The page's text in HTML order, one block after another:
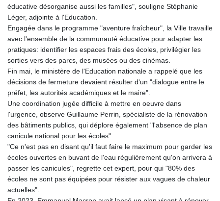
éducative désorganise aussi les familles", souligne Stéphanie
Léger, adjointe à l'Education.
Engagée dans le programme "aventure fraîcheur", la Ville travaille
avec l'ensemble de la communauté éducative pour adapter les
pratiques: identifier les espaces frais des écoles, privilégier les
sorties vers des parcs, des musées ou des cinémas.
Fin mai, le ministère de l'Education nationale a rappelé que les
décisions de fermeture devaient résulter d'un "dialogue entre le
préfet, les autorités académiques et le maire".
Une coordination jugée difficile à mettre en oeuvre dans
l'urgence, observe Guillaume Perrin, spécialiste de la rénovation
des bâtiments publics, qui déplore également "l'absence de plan
canicule national pour les écoles".
"Ce n'est pas en disant qu'il faut faire le maximum pour garder les
écoles ouvertes en buvant de l'eau régulièrement qu'on arrivera à
passer les canicules", regrette cet expert, pour qui "80% des
écoles ne sont pas équipées pour résister aux vagues de chaleur
actuelles".